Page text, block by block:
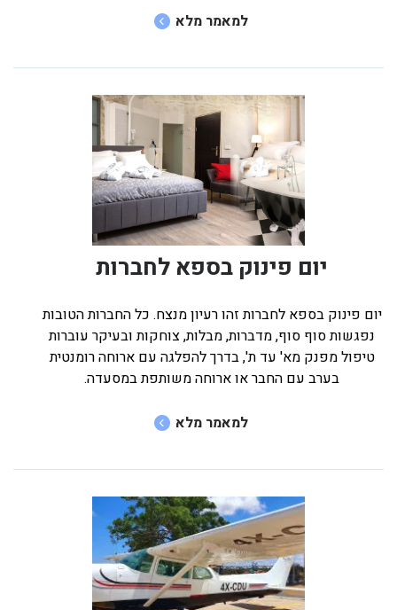
למאמר מלא
יום פינוק בספא לחברות
יום פינוק בספא לחברות זהו רעיון מנצח. כל החברות הטובות
נפגשות סוף סוף, מדברות, מבלות, צוחקות ובעיקר עוברות
טיפול מפנק מא' עד ת', בדרך להפלגה עם ארוחה רומנטית
בערב עם החבר או ארוחה משותפת במסעדה.
למאמר מלא